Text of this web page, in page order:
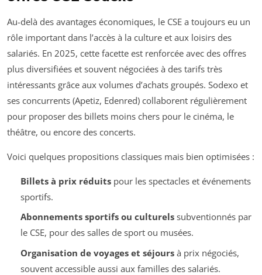
Au-delà des avantages économiques, le CSE a toujours eu un
rôle important dans l’accès à la culture et aux loisirs des
salariés. En 2025, cette facette est renforcée avec des offres
plus diversifiées et souvent négociées à des tarifs très
intéressants grâce aux volumes d’achats groupés. Sodexo et
ses concurrents (Apetiz, Edenred) collaborent régulièrement
pour proposer des billets moins chers pour le cinéma, le
théâtre, ou encore des concerts.
Voici quelques propositions classiques mais bien optimisées :
Billets à prix réduitspour les spectacles et événements
sportifs.
Abonnements sportifs ou culturelssubventionnés par
le CSE, pour des salles de sport ou musées.
Organisation de voyages et séjoursà prix négociés,
souvent accessible aussi aux familles des salariés.